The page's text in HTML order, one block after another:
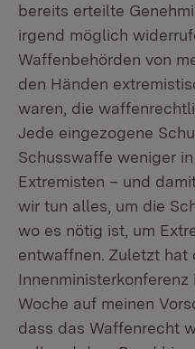
bereits erteilte
irgend möglich
Waffenbehörden von
den Händen
waren, die
Jede eingezogene
Schusswaffe weniger
Extremisten – und
wir tun alles, um die
wo es nötig ist, um
entwaffnen. Zuletzt hat
Woche auf meinen
dass das Waffenrecht